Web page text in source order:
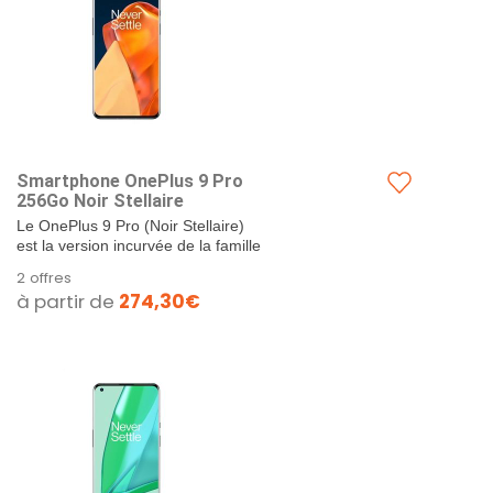
Smartphone OnePlus 9 Pro
256Go Noir Stellaire
Le OnePlus 9 Pro (Noir Stellaire)
est la version incurvée de la famille
sensiblement...
2 offres
à partir de 274,30€